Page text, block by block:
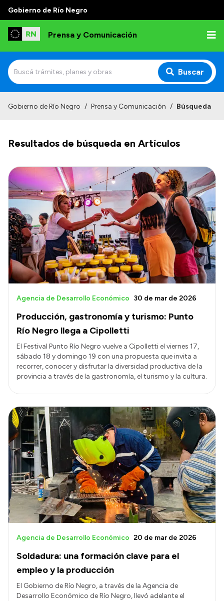
Gobierno de Río Negro
Prensa y Comunicación
Buscar
Autoridades
Referentes de prensa
Archivo de noticias
Transparencia
Presupuesto
Boletín Oficial
Compras y licitaciones
Consulta de expedientes
Convocatorias
Intranet
Login
Gobierno de Río Negro / Prensa y Comunicación / Búsqueda
Resultados de búsqueda en Artículos
Producción, gastronomía y turismo: Punto
Río Negro llega a Cipolletti
Agencia de Desarrollo Económico 30 de mar de 2026
El Festival Punto Río Negro vuelve a Cipolletti el viernes 17,
sábado 18 y domingo 19 con una propuesta que invita a
recorrer, conocer y disfrutar la diversidad productiva de la
provincia a través de la gastronomía, el turismo y la cultura.
Soldadura: una formación clave para el
empleo y la producción
Agencia de Desarrollo Económico 20 de mar de 2026
El Gobierno de Río Negro, a través de la Agencia de
Desarrollo Económico de Río Negro, llevó adelante el